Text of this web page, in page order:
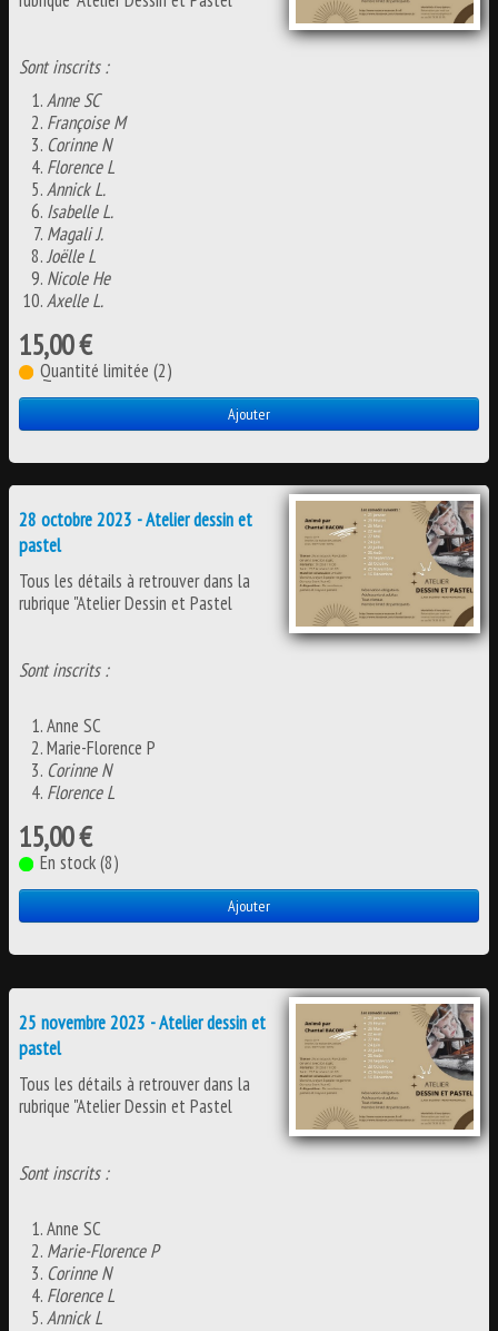
CONSEILS
LIENS
Sont inscrits :
Anne SC
Françoise M
Corinne N
Florence L
Annick L.
Isabelle L.
Magali J.
Joëlle L
Nicole He
Axelle L.
15,00 €
Quantité limitée (2)
Ajouter
28 octobre 2023 - Atelier dessin et
pastel
Tous les détails à retrouver dans la
rubrique "Atelier Dessin et Pastel
Sont inscrits :
Anne SC
Marie-Florence P
Corinne N
Florence L
15,00 €
En stock (8)
Ajouter
25 novembre 2023 - Atelier dessin et
pastel
Tous les détails à retrouver dans la
rubrique "Atelier Dessin et Pastel
Sont inscrits :
Anne SC
Marie-Florence P
Corinne N
Florence L
Annick L